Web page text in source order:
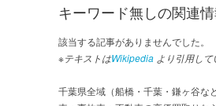
キーワード無しの関連
該当する記事がありませんでした。
※テキストはWikipedia より引用して
千葉県全域（船橋・千葉・鎌ヶ谷な